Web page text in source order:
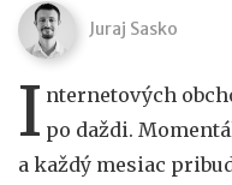
Juraj Sasko
I nternetových
po daždi.
a každý mesiac